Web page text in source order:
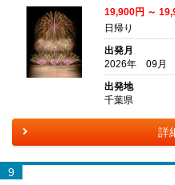
19,900円 ～
日帰り
出発月
2026年 09月
出発地
千葉県
詳
9